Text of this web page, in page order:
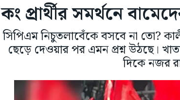
কং প্রার্থীর সমর্থনে
সিপিএম নিচুতলাবেঁকে বসবে না তো?
ছেড়ে দেওয়ার পর এমন প্রশ্ন উঠছে।
দিকে নজর